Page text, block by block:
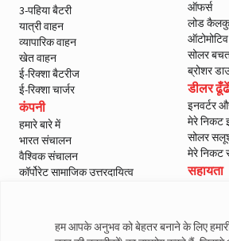
3-पहिया बैटरी
यात्री वाहन
व्यापारिक वाहन
खेत वाहन
ई-रिक्शा बैटरीज
ई-रिक्शा चार्जर
कंपनी
हमारे बारे में
भारत संचालन
वैश्विक संचालन
कॉर्पोरेट सामाजिक उत्तरदायित्व
ऑफर्स
लोड
सोलर
ब्रोशर
डीलर ढूँढें
इनवर्टर
मेरे निकट
सोलर
मेरे निकट
सहायता
वारंटी
हम आपके अनुभव को बेहतर बनाने के लिए